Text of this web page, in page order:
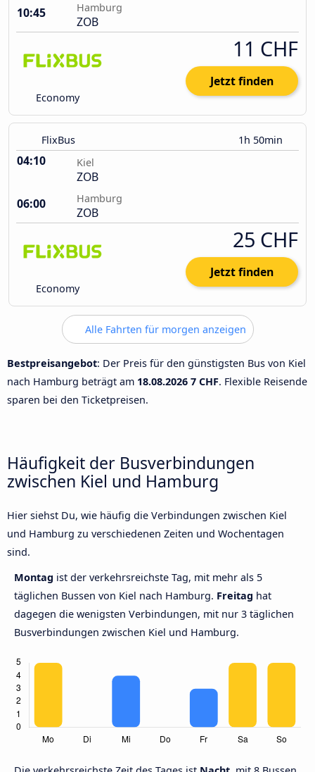
10:45
Hamburg
ZOB
Economy
11 CHF
Jetzt finden
FlixBus 1h 50min
04:10 Kiel
ZOB
06:00
Hamburg
ZOB
Economy
25 CHF
Jetzt finden
Alle Fahrten für morgen anzeigen
Bestpreisangebot: Der Preis für den günstigsten Bus von Kiel
nach Hamburg beträgt am 18.08.2026 7 CHF. Flexible Reisende
sparen bei den Ticketpreisen.
Häufigkeit der Busverbindungen
zwischen Kiel und Hamburg
Hier siehst Du, wie häufig die Verbindungen zwischen Kiel
und Hamburg zu verschiedenen Zeiten und Wochentagen
sind.
Montag ist der verkehrsreichste Tag, mit mehr als 5
täglichen Bussen von Kiel nach Hamburg. Freitag hat
dagegen die wenigsten Verbindungen, mit nur 3 täglichen
Busverbindungen zwischen Kiel und Hamburg.